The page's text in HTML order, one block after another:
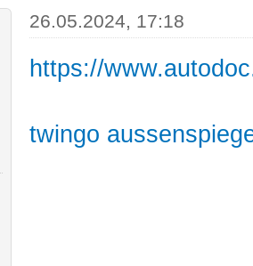
26.05.2024, 17:18
https://
twingo